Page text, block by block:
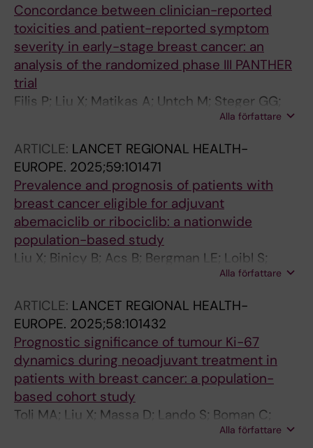
Concordance between clinician-reported
toxicities and patient-reported symptom
severity in early-stage breast cancer: an
analysis of the randomized phase III PANTHER
trial
Filis P; Liu X; Matikas A; Untch M; Steger GG;
Johansson H; Hellstrom M; Gnant M; Loibl S;
Alla författare
ARTICLE: LANCET REGIONAL HEALTH-
EUROPE. 2025;59:101471
Prevalence and prognosis of patients with
breast cancer eligible for adjuvant
abemaciclib or ribociclib: a nationwide
population-based study
Liu X; Binicy B; Acs B; Bergman LE; Loibl S;
Gnant M; Untch M; Valachis A; Bergh J;Alla författare
ARTICLE: LANCET REGIONAL HEALTH-
EUROPE. 2025;58:101432
Prognostic significance of tumour Ki-67
dynamics during neoadjuvant treatment in
patients with breast cancer: a population-
based cohort study
Toli MA; Liu X; Massa D; Lando S; Boman C;
Tsiknakis N; Tranchell C; Papakonstantinou A;
Alla författare